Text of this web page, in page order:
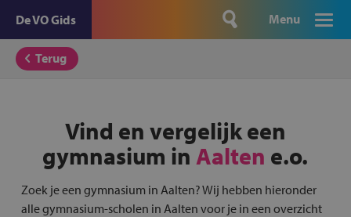
De VO Gids Menu
Terug
Vind en vergelijk een
gymnasium inAalten e.o.
Zoek je een gymnasium in Aalten? Wij hebben hieronder
alle gymnasium-scholen in Aalten voor je in een overzicht